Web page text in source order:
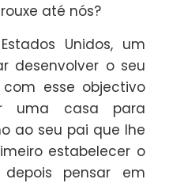
até nós?
Unidos, um
desenvolver o seu
esse objectivo
uma casa para
ao seu pai que lhe
estabelecer o
pensar em